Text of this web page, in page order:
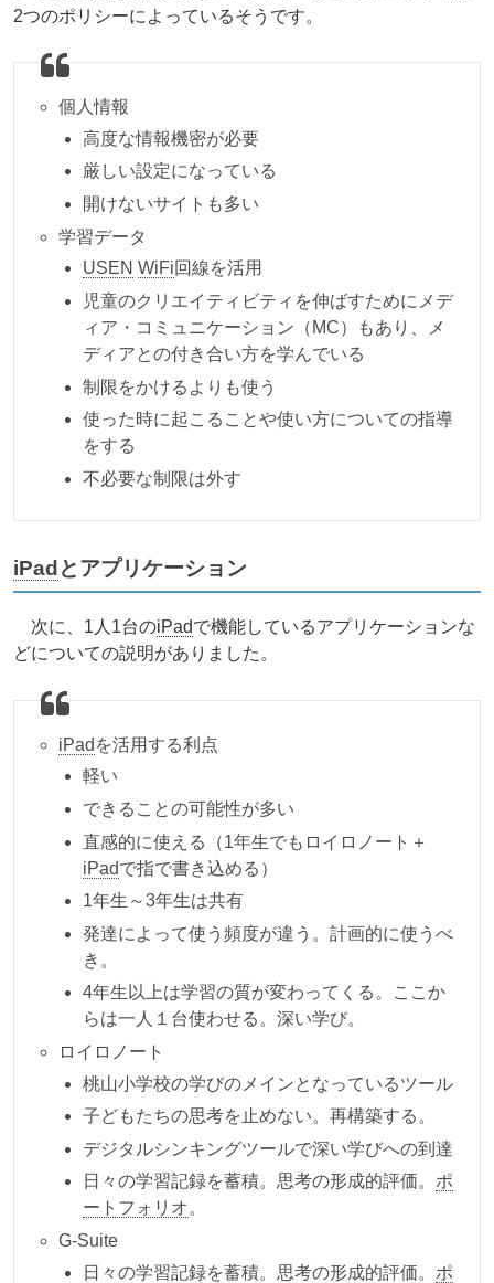
2つのポリシーによっているそうです。
個人情報
高度な情報機密が必要
厳しい設定になっている
開けないサイトも多い
学習データ
USEN WiFi回線を活用
児童のクリエイティビティを伸ばすためにメデ
ィア・コミュニケーション（MC）もあり、メ
ディアとの付き合い方を学んでいる
制限をかけるよりも使う
使った時に起こることや使い方についての指導
をする
不必要な制限は外す
iPad とアプリケーション
次に、1人1台のiPadで機能しているアプリケーションな
どについての説明がありました。
iPad を活用する利点
軽い
できることの可能性が多い
直感的に使える（1年生でもロイロノート＋
iPadで指で書き込める）
1年生～3年生は共有
発達によって使う頻度が違う。計画的に使うべ
き。
4年生以上は学習の質が変わってくる。ここか
らは一人１台使わせる。深い学び。
ロイロノート
桃山小学校の学びのメインとなっているツール
子どもたちの思考を止めない。再構築する。
デジタルシンキングツールで深い学びへの到達
日々の学習記録を蓄積。思考の形成的評価。 ポ
ートフォリオ。
G-Suite
日々の学習記録を蓄積。思考の形成的評価。 ポ